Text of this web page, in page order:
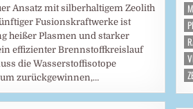
Ansatz mit silberhaltigem Zeolith
Fusionskraftwerke ist
heißer Plasmen und starker
effizienter Brennstoffkreislauf
die Wasserstoffisotope
zurückgewinnen,…